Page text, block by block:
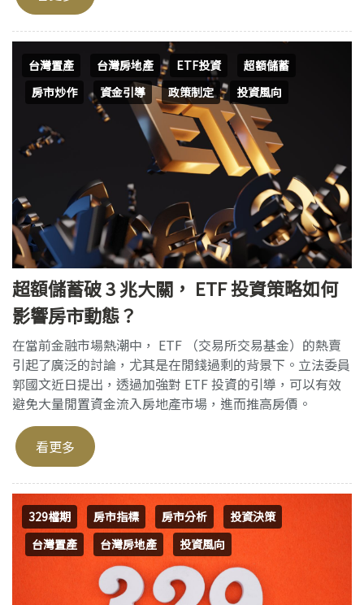
台灣置產 台灣房地產 ETF投資
超額儲蓄
房市炒作
資金引導 政策制定 投資風向
超額儲蓄破 3 兆大關， ETF 投資策略如何
影響房市動態？
在當前金融市場熱潮中， ETF （交易所交易基金）的熱賣
引起了廣泛的討論，尤其是在閒錢過剩的背景下。立法委員
郭國文近日提出，透過加強對 ETF 投資的引導，可以有效
避免大量閒置資金流入房地產市場，進而推高房價。
看更多
329檔期 房市指標 房市分析
投資決策
台灣置產
台灣房地產 投資風向